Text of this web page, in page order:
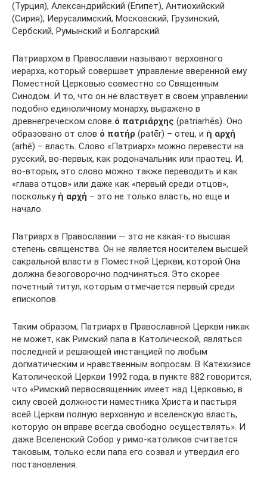
(Турция), Александрийский (Египет), Антиохийский
(Сирия), Иерусалимский, Московский, Грузинский,
Сербский, Румынский и Болгарский.
Патриархом в Православии называют верховного
иерарха, который совершает управление вверенной ему
Поместной Церковью совместно со Священным
Синодом. И то, что он не властвует в своем управлении
подобно единоличному монарху, выражено в
древнегреческом слове ὁ πατριάρχης (patriarhēs). Оно
образовано от слов ὁ πατήρ (patēr) – отец, и ἡ αρχή
(arhē) – власть. Слово «Патриарх» можно перевести на
русский, во-первых, как родоначальник или праотец. И,
во-вторых, это слово можно также переводить и как
«глава отцов» или даже как «первый среди отцов»,
поскольку ἡ αρχή – это не только власть, но еще и
начало.
Патриарх в Православии — это не какая-то высшая
степень священства. Он не является носителем высшей
сакральной власти в Поместной Церкви, которой Она
должна безоговорочно подчиняться. Это скорее
почетный титул, которым отмечается первый среди
епископов.
Таким образом, Патриарх в Православной Церкви никак
не может, как Римский папа в Католической, являться
последней и решающей инстанцией по любым
догматическим и нравственным вопросам. В Катехизисе
Католической Церкви 1992 года, в пункте 882 говорится,
что «Римский первосвященник имеет над Церковью, в
силу своей должности наместника Христа и пастыря
всей Церкви полную верховную и вселенскую власть,
которую он вправе всегда свободно осуществлять». И
даже Вселенский Собор у римо-католиков считается
таковым, только если папа его созвал и утвердил его
постановления.